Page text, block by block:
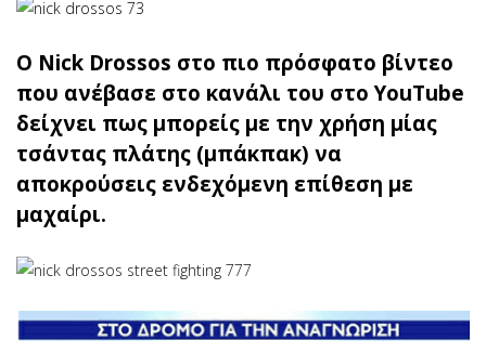
Ο Nick Drossos στο πιο πρόσφατο βίντεο
που ανέβασε στο κανάλι του στο YouTube
δείχνει πως μπορείς με την χρήση μίας
τσάντας πλάτης (μπάκπακ) να
αποκρούσεις ενδεχόμενη επίθεση με
μαχαίρι.